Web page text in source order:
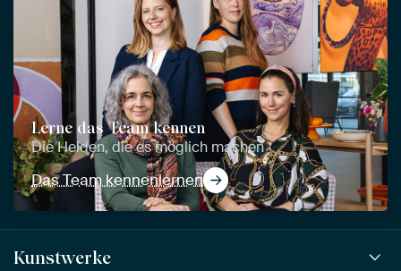
Lerne das Team kennen
Die Helden, die es möglich machen
Das Team kennenlernen
Kunstwerke